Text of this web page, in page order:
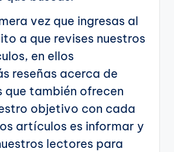
vez que ingresas al
a que revises nuestros
en ellos
reseñas acerca de
que también ofrecen
objetivo con cada
artículos es informar y
lectores para